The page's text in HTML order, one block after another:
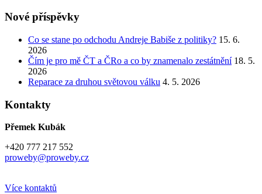
Nové příspěvky
Co se stane po odchodu Andreje Babiše z politiky? 15. 6.
2026
Čím je pro mě ČT a ČRo a co by znamenalo zestátnění 18. 5.
2026
Reparace za druhou světovou válku 4. 5. 2026
Kontakty
Přemek Kubák
+420 777 217 552
proweby@proweby.cz
Více kontaktů